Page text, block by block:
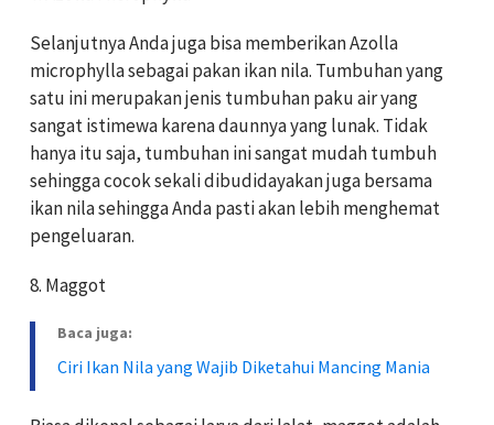
Selanjutnya Anda juga bisa memberikan Azolla
microphylla sebagai pakan ikan nila. Tumbuhan yang
satu ini merupakan jenis tumbuhan paku air yang
sangat istimewa karena daunnya yang lunak. Tidak
hanya itu saja, tumbuhan ini sangat mudah tumbuh
sehingga cocok sekali dibudidayakan juga bersama
ikan nila sehingga Anda pasti akan lebih menghemat
pengeluaran.
8. Maggot
Baca juga:
Ciri Ikan Nila yang Wajib Diketahui Mancing Mania